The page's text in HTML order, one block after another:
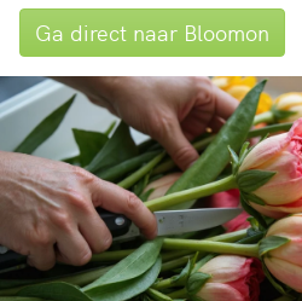
Ga direct naar Bloomon